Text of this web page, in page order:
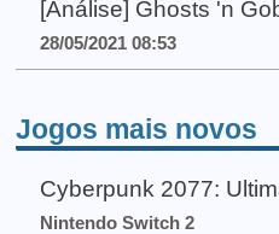
[Análise] Ghosts 'n
28/05/2021 08:53
Jogos mais novos
Cyberpunk 2077:
Nintendo Switch 2